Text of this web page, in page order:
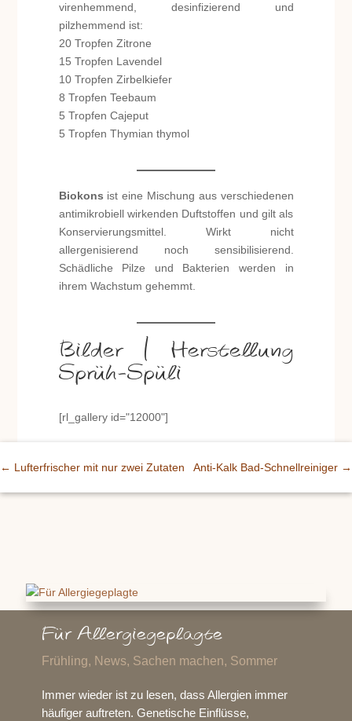
virenhemmend, desinfizierend und
pilzhemmend ist:
20 Tropfen Zitrone
15 Tropfen Lavendel
10 Tropfen Zirbelkiefer
8 Tropfen Teebaum
5 Tropfen Cajeput
5 Tropfen Thymian thymol
Biokons ist eine Mischung aus verschiedenen
antimikrobiell wirkenden Duftstoffen und gilt als
Konservierungsmittel. Wirkt nicht
allergenisierend noch sensibilisierend.
Schädliche Pilze und Bakterien werden in
ihrem Wachstum gehemmt.
Bilder | Herstellung
Sprüh-Spüli
[rl_gallery id="12000"]
← Lufterfrischer mit nur zwei Zutaten Anti-Kalk Bad-Schnellreiniger →
Für Allergiegeplagte
Frühling, News, Sachen machen, Sommer
Immer wieder ist zu lesen, dass Allergien immer
häufiger auftreten. Genetische Einflüsse,